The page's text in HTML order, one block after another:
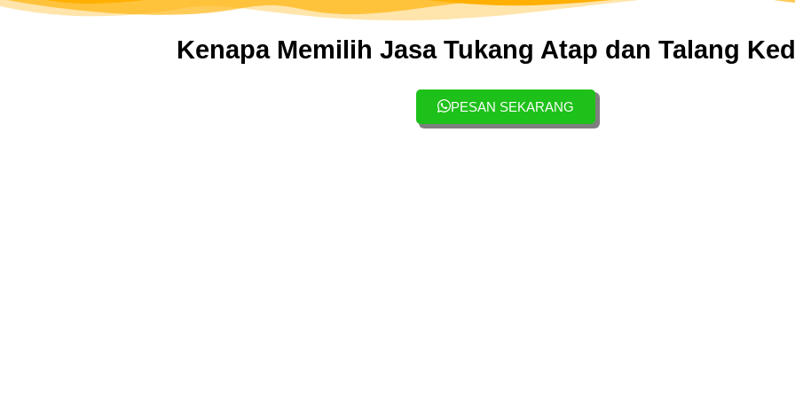
Kenapa Memilih Jasa Tukang Atap dan Talang
PESAN SEKARANG